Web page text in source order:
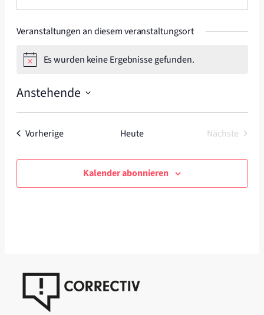
Veranstaltungen an diesem veranstaltungsort
HinweisEs wurden keine Ergebnisse gefunden.
Anstehende
Datum
VorherigeVeranstaltungenHeute
Nächste
Kalender abonnieren